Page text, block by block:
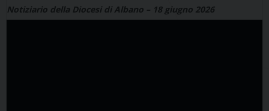
Notiziario della Diocesi di Albano – 18 giugno 2026